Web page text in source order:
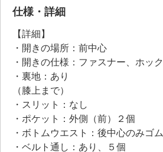
仕様・詳細
【詳細】
・開きの場所：前中心
・開きの仕様：ファスナー、ホック
・裏地：あり
（膝上まで）
・スリット：なし
・ポケット：外側（前）２個
・ボトムウエスト：後中心のみゴム
・ベルト通し：あり、５個